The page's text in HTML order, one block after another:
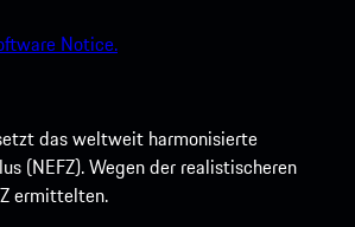
Notice.
das weltweit harmonisierte
(NEFZ). Wegen der realistischeren
ermittelten.